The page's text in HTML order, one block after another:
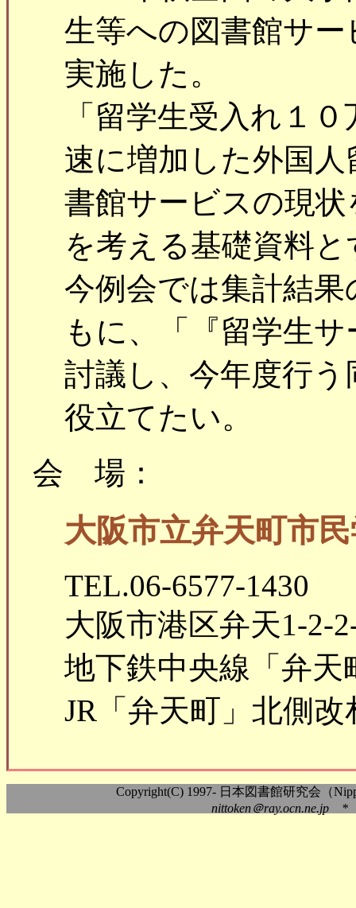
生等への図書館サ
実施した。
「留学生受入れ１
速に増加した外国
書館サービスの現
を考える基礎資料
今例会では集計結
もに、「『留学生
討議し、今年度行
役立てたい。
会 場：
大阪市立弁天町市
TEL.06-6577-1430
大阪市港区弁天1-2-
地下鉄中央線「弁
JR「弁天町」北側
Copyright(C) 1997- 日本図書館研究会（
nittoken＠ray.ocn.ne.jp *